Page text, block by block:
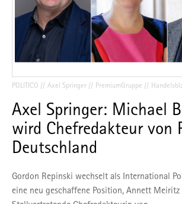
POLITICO Axel Springer PremiumGruppe
Axel Springer: Michael
wird Chefredakteur von
Deutschland
Gordon Repinski wechselt als International
eine neu geschaffene Position, Annett